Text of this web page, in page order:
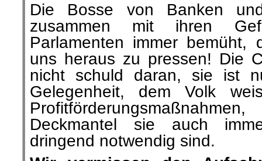
Die Bosse von Banken
zusammen mit ihren
Parlamenten immer bemüht,
uns heraus zu pressen! Die
nicht schuld daran, sie ist
Gelegenheit, dem Volk
Deckmantel sie auch
dringend notwendig sind.